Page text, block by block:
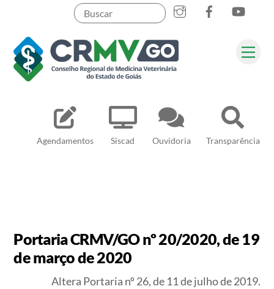
content
Agendamentos Siscad Ouvidoria Transparência
Pesquisar
Portaria CRMV/GO nº 20/2020, de 19
de março de 2020
Altera Portaria nº 26, de 11 de julho de 2019.